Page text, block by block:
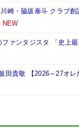
崎・脇坂泰斗 クラブ
NEW
ァンタジスタ 「史上
田貴敬 【2026～27オ